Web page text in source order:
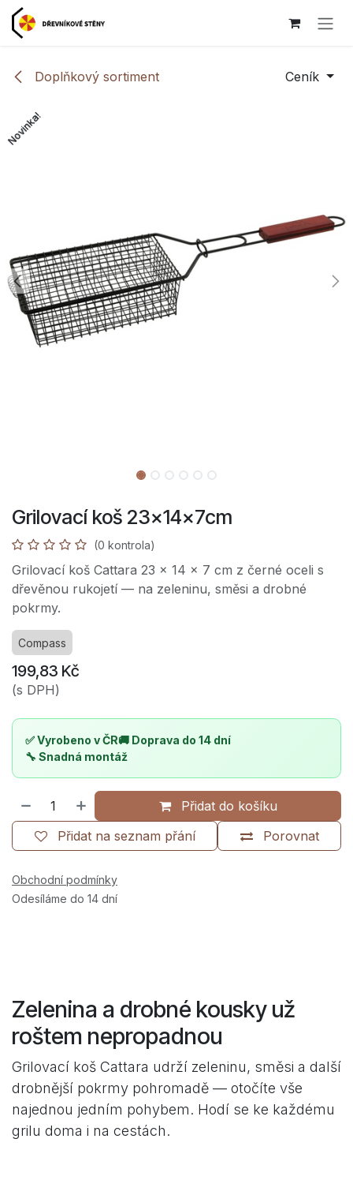
Přejít na obsah
Doplňkový sortiment Ceník
Novinka!
Novinka!
Grilovací koš 23x14x7cm
(0 kontrola)
Grilovací koš Cattara 23 × 14 × 7 cm z černé oceli s
dřevěnou rukojetí — na zeleninu, směsi a drobné
pokrmy.
Compass
199,83 Kč
(s DPH)
✅ Vyrobeno v ČR🚚 Doprava do 14 dní
🔧 Snadná montáž
Přidat do košíku
Porovnat
Přidat na seznam přání
Obchodní podmínky
Odesíláme do 14 dní
Zelenina a drobné kousky už
roštem nepropadnou
Grilovací koš Cattara udrží zeleninu, směsi a další
drobnější pokrmy pohromadě — otočíte vše
najednou jedním pohybem. Hodí se ke každému
grilu doma i na cestách.